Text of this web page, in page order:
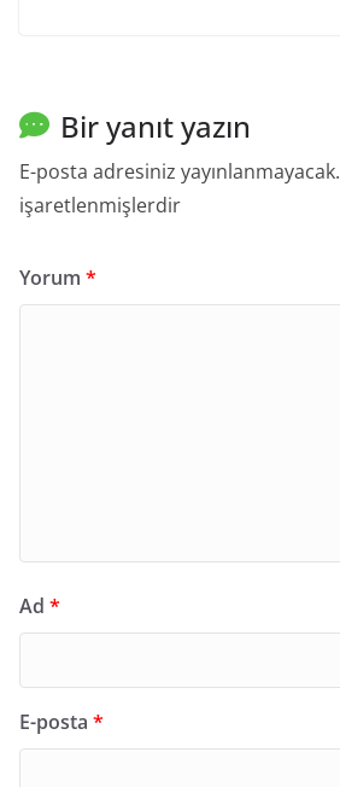
Bir yanıt yazın
E-posta adresiniz yayınlanmayacak.
işaretlenmişlerdir
Yorum *
Ad *
E-posta *